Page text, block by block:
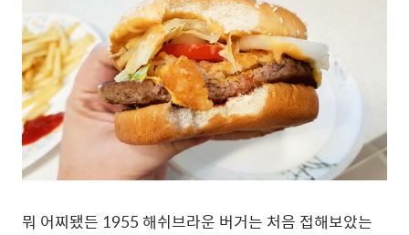
뭐 어찌됐든 1955 해쉬브라운 버거는 처음 접해보았는